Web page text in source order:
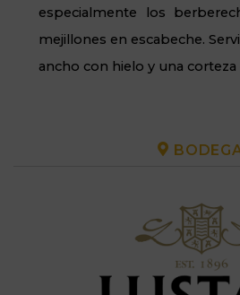
especialmente los
mejillones en escabeche.
ancho con hielo y una corteza